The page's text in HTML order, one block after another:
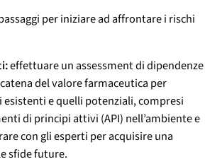
per iniziare ad affrontare i rischi
effettuare un assessment di dipendenze
del valore farmaceutica per
e quelli potenziali, compresi
di principi attivi (API) nell’ambiente e
con gli esperti per acquisire una
sfide future.